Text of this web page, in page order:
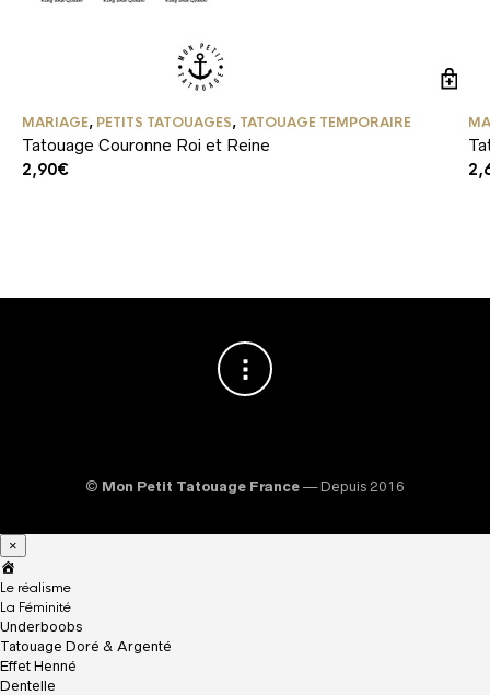
MARIAGE, PETITS TATOUAGES, TATOUAGE TEMPORAIRE
Tatouage Couronne Roi et Reine
2,90€
© Mon Petit Tatouage France — Depuis 2016
×
c
c
u
e
i
l
Le réalisme
La Féminité
Underboobs
Tatouage Doré & Argenté
Effet Henné
Dentelle